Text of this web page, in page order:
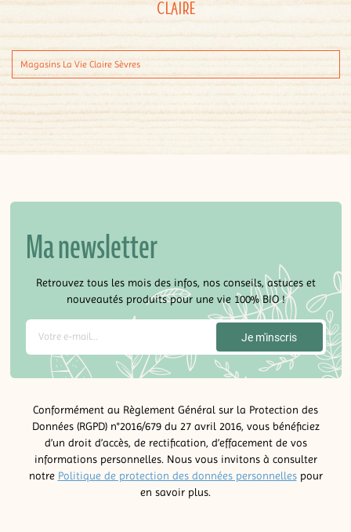
Claire
Magasins La Vie Claire Sèvres
Ma newsletter
Retrouvez tous les mois des infos, nos conseils, astuces et
nouveautés produits pour une vie 100% BIO !
Conformément au Règlement Général sur la Protection des
Données (RGPD) n°2016/679 du 27 avril 2016, vous bénéficiez
d’un droit d’accès, de rectification, d’effacement de vos
informations personnelles. Nous vous invitons à consulter
notre Politique de protection des données personnellespour
en savoir plus.